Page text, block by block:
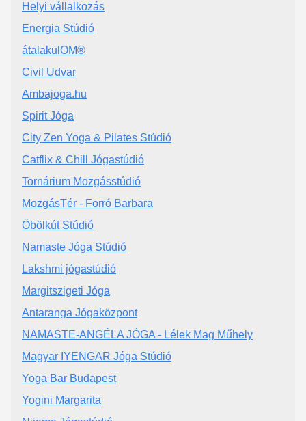
Helyi vállalkozás
Energia Stúdió
átalakulOM®️
Civil Udvar
Ambajoga.hu
Spirit Jóga
City Zen Yoga & Pilates Stúdió
Catflix & Chill Jógastúdió
Tornárium Mozgásstúdió
MozgásTér - Forró Barbara
Öbölkút Stúdió
Namaste Jóga Stúdió
Lakshmi jógastúdió
Margitszigeti Jóga
Antaranga Jógaközpont
NAMASTE-ANGÉLA JÓGA - Lélek Mag Műhely
Magyar IYENGAR Jóga Stúdió
Yoga Bar Budapest
Yogini Margarita